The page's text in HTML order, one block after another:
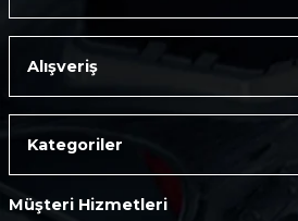
Alışveriş
Kategoriler
Müşteri Hizmetleri